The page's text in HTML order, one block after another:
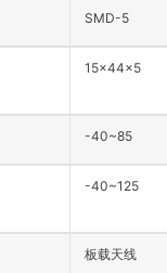
SMD-5
15×44×5
-40~85
-40~125
板载天线